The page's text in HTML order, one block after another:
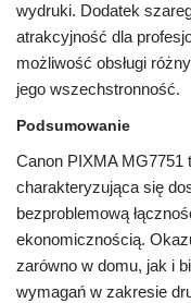
wydruki. Dodatek
atrakcyjność dla
możliwość obsługi
jego wszechstronność.
Podsumowanie
Canon PIXMA MG7751
charakteryzująca się
bezproblemową
ekonomicznością.
zarówno w domu, jak i
wymagań w zakresie